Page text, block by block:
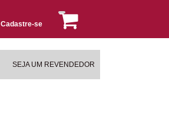
Cadastre-se
SEJA UM REVENDEDOR